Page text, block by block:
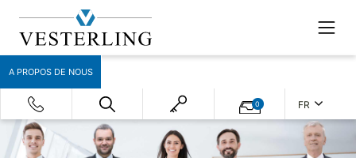
A PROPOS DE NOUS
0 FR